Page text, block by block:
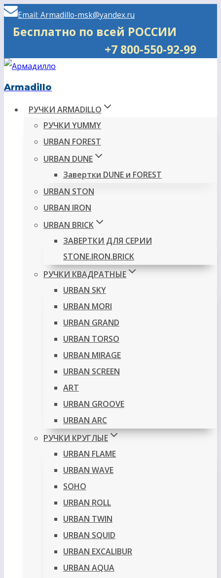
Перейти
Email: Armadillo-msk@yandex.ru
Бесплатно по всей РОССИИ
+7 800-550-92-99
Armadillo
РУЧКИ ARMADILLO
РУЧКИ YUMMY
URBAN FOREST
URBAN DUNE
Завертки DUNE и FOREST
URBAN STON
URBAN IRON
URBAN BRICK
ЗАВЕРТКИ ДЛЯ СЕРИИ
STONE.IRON.BRICK
РУЧКИ КВАДРАТНЫЕ
URBAN SKY
URBAN MORI
URBAN GRAND
URBAN TORSO
URBAN MIRAGE
URBAN SCREEN
ART
URBAN GROOVE
URBAN ARC
РУЧКИ КРУГЛЫЕ
URBAN FLAME
URBAN WAVE
SOHO
URBAN ROLL
URBAN TWIN
URBAN SQUID
URBAN EXCALIBUR
URBAN AQUA